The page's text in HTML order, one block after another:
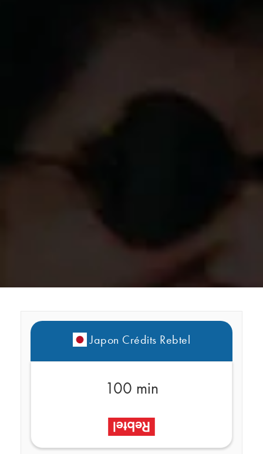
Japon Crédits Rebtel
100 min